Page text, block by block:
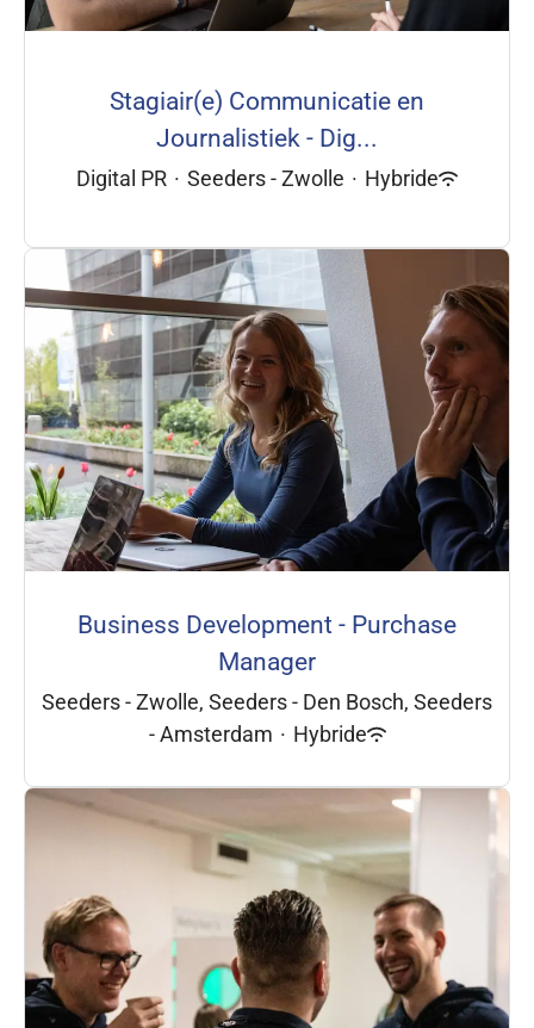
Stagiair(e) Communicatie en
Journalistiek - Dig...
Digital PR · Seeders - Zwolle · Hybride
Business Development - Purchase
Manager
Seeders - Zwolle, Seeders - Den Bosch, Seeders
- Amsterdam · Hybride